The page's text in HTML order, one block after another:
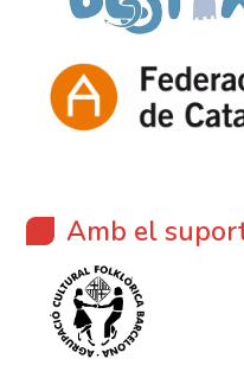
Amb el